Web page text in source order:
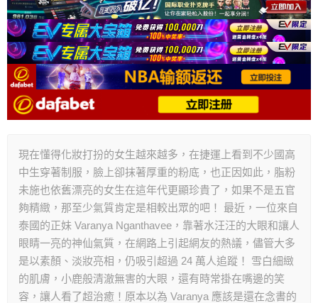
現在懂得化妝打扮的女生越來越多，在捷運上看到不少國高
中生穿著制服，臉上卻抹著厚重的粉底，也正因如此，脂粉
未施也依舊漂亮的女生在這年代更顯珍貴了，如果不是五官
夠精緻，那至少氣質肯定是相較出眾的吧！ 最近，一位來自
泰國的正妹 Varanya Nganthavee，靠著水汪汪的大眼和讓人
眼睛一亮的神仙氣質，在網路上引起網友的熱議，儘管大多
是以素顏、淡妝亮相，仍吸引超過 24 萬人追蹤！ 雪白細緻
的肌膚，小鹿般清澈無害的大眼，還有時常掛在嘴邊的笑
容，讓人看了超治癒！原本以為 Varanya 應該是還在念書的